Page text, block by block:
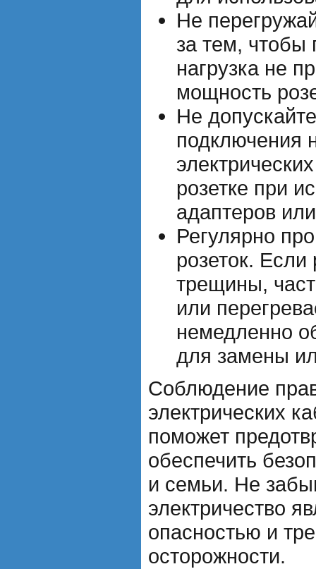
Не
за тем, чтобы
нагрузка не
мощность
Не
подключения
розетке при
адаптеров
Регулярно
розеток. Если
трещины,
или
немедленно
для замены
Соблюдение
электрических
поможет
обеспечить
и семьи. Не
электричество
опасностью и
осторожности.